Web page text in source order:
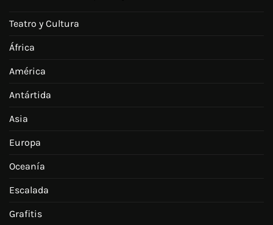
Teatro y Cultura
África
América
Antártida
Asia
Europa
Oceanía
Escalada
Grafitis